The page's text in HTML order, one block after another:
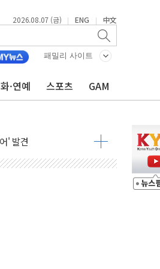
2026.08.07 (금) | ENG | 中文
패밀리 사이트
·연예 스포츠 GAM
천환경공단 등 '부진'
정